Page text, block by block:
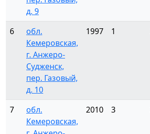
д. 9
6
обл.
Кемеровская,
г. Анжеро-
Судженск,
пер. Газовый,
д. 10
1997 1
7
обл.
Кемеровская,
2010 3